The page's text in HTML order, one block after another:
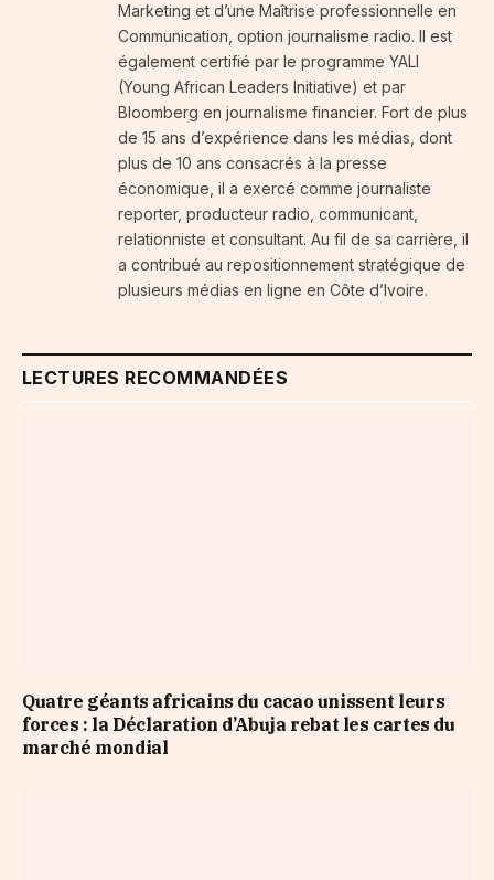
Marketing et d’une Maîtrise professionnelle en
Communication, option journalisme radio. Il est
également certifié par le programme YALI
(Young African Leaders Initiative) et par
Bloomberg en journalisme financier. Fort de plus
de 15 ans d’expérience dans les médias, dont
plus de 10 ans consacrés à la presse
économique, il a exercé comme journaliste
reporter, producteur radio, communicant,
relationniste et consultant. Au fil de sa carrière, il
a contribué au repositionnement stratégique de
plusieurs médias en ligne en Côte d’Ivoire.
LECTURES RECOMMANDÉES
Quatre géants africains du cacao unissent leurs
forces : la Déclaration d’Abuja rebat les cartes du
marché mondial